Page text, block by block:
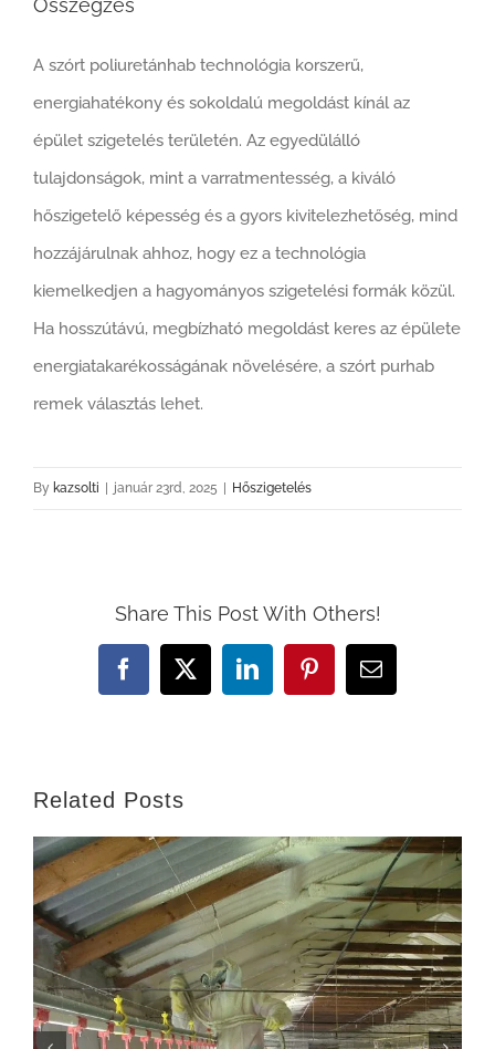
Összegzés
A szórt poliuretánhab technológia korszerű,
energiahatékony és sokoldalú megoldást kínál az
épület szigetelés területén. Az egyedülálló
tulajdonságok, mint a varratmentesség, a kiváló
hőszigetelő képesség és a gyors kivitelezhetőség, mind
hozzájárulnak ahhoz, hogy ez a technológia
kiemelkedjen a hagyományos szigetelési formák közül.
Ha hosszútávú, megbízható megoldást keres az épülete
energiatakarékosságának növelésére, a szórt purhab
remek választás lehet.
By kazsolti január 23rd, 2025 Hőszigetelés
Share This Post With Others!
Facebook
X LinkedInPinterestEmail
Related Posts